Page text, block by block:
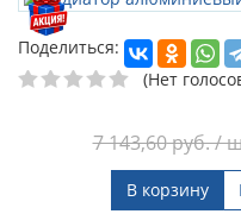
Поделиться:
(Нет
7 143,60руб. /
В корзину